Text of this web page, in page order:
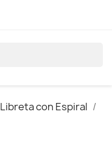
Libreta con Espiral